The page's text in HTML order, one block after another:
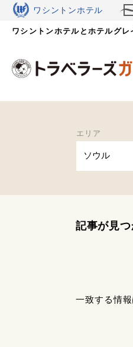
ワシントンホテル
ー
ワシントンホテルとホテルグレ
エリア
ソウル
記事が見つ
一致する情